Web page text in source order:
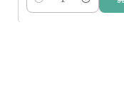
Cantidad